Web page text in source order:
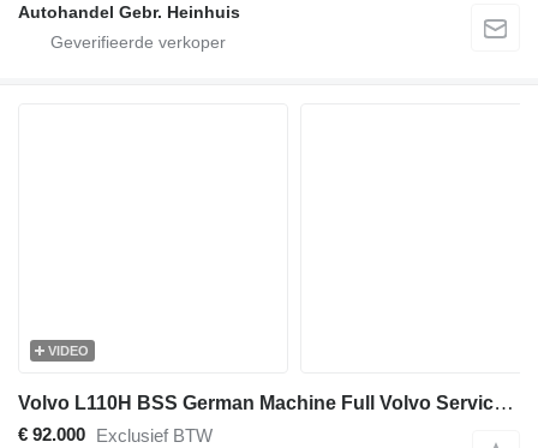
Autohandel Gebr. Heinhuis
VIDEO
Volvo L110H BSS German Machine Full Volvo Service History!
€ 92.000 Exclusief BTW